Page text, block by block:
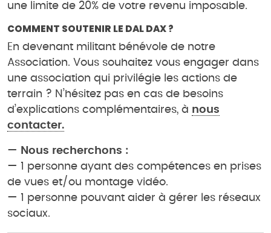
une limite de 20% de votre revenu imposable.
COMMENT SOUTENIR LE DAL DAX ?
En devenant militant bénévole de notre
Association. Vous souhaitez vous engager dans
une association qui privilégie les actions de
terrain ? N’hésitez pas en cas de besoins
d’explications complémentaires, à nous
contacter.
—
Nous recherchons :
— 1 personne ayant des compétences en prises
de vues et/ou montage vidéo.
— 1 personne pouvant aider à gérer les réseaux
sociaux.